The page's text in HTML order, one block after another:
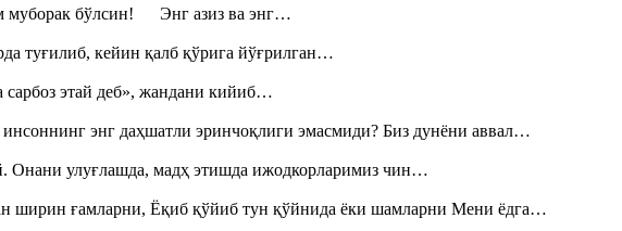
муборак бўлсин! Энг азиз ва энг…
туғилиб, кейин қалб қўрига йўғрилган…
этай деб», жандани кийиб…
энг даҳшатли эринчоқлиги эмасмиди? Биз дунёни аввал…
Онани улуғлашда, мадҳ этишда ижодкорларимиз чин…
ширин ғамларни, Ёқиб қўйиб тун қўйнида ёки шамларни Мени ёдга…